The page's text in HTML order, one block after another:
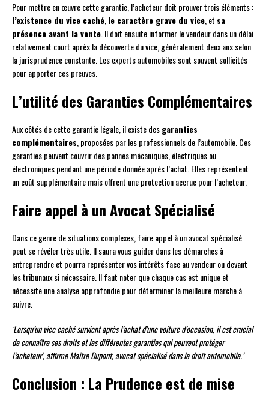
Pour mettre en œuvre cette garantie, l’acheteur doit prouver trois éléments :
l’existence du vice caché le caractère grave du vice , et sa
présence avant la vente . Il doit ensuite informer le vendeur dans un délai
relativement court après la découverte du vice, généralement deux ans selon
la jurisprudence constante. Les experts automobiles sont souvent sollicités
pour apporter ces preuves.
L’utilité des Garanties Complémentaires
Aux côtés de cette garantie légale, il existe desgaranties
complémentaires , proposées par les professionnels de l’automobile. Ces
garanties peuvent couvrir des pannes mécaniques, électriques ou
électroniques pendant une période donnée après l’achat. Elles représentent
un coût supplémentaire mais offrent une protection accrue pour l’acheteur.
Faire appel à un Avocat Spécialisé
Dans ce genre de situations complexes, faire appel à un avocat spécialisé
peut se révéler très utile. Il saura vous guider dans les démarches à
entreprendre et pourra représenter vos intérêts face au vendeur ou devant
les tribunaux si nécessaire. Il faut noter que chaque cas est unique et
nécessite une analyse approfondie pour déterminer la meilleure marche à
suivre.
‘Lorsqu’un vice caché survient après l’achat d’une voiture d’occasion, il est crucial
de connaître ses droits et les différentes garanties qui peuvent protéger
l’acheteur’, affirme Maître Dupont, avocat spécialisé dans le droit automobile.’
Conclusion : La Prudence est de mise